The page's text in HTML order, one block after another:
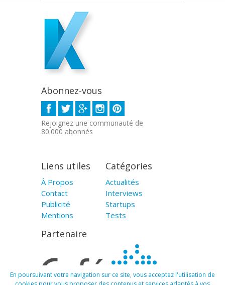
Abonnez-vous
Rejoignez une communauté de
80.000 abonnés
Liens utiles
À Propos
Contact
Publicité
Mentions
Catégories
Actualités
Interviews
Startups
Tests
Partenaire
En poursuivant votre navigation sur ce site, vous acceptez l'utilisation de